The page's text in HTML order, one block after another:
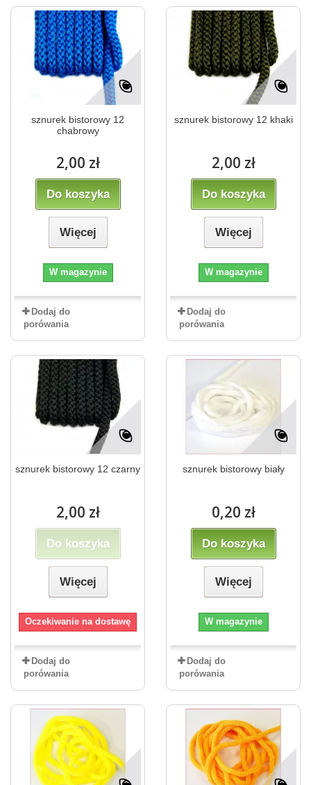
sznurek bistorowy 12
chabrowy
2,00 zł
Do koszyka
Więcej
W magazynie
Dodaj do
porówania
sznurek bistorowy 12 khaki
2,00 zł
Do koszyka
Więcej
W magazynie
Dodaj do
porówania
sznurek bistorowy 12 czarny
2,00 zł
Do koszyka
Więcej
Oczekiwanie na dostawę
Dodaj do
porówania
sznurek bistorowy biały
0,20 zł
Do koszyka
Więcej
W magazynie
Dodaj do
porówania